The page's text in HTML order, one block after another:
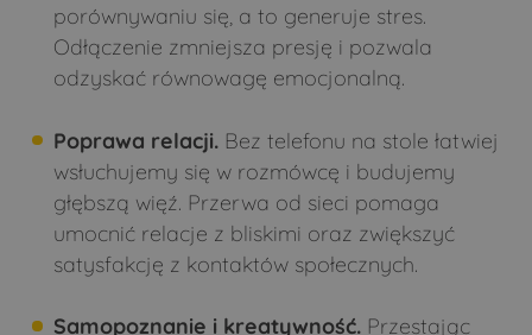
porównywaniu się, a to generuje stres.
Odłączenie zmniejsza presję i pozwala
odzyskać równowagę emocjonalną.
Poprawa relacji.Bez telefonu na stole łatwiej
wsłuchujemy się w rozmówcę i budujemy
głębszą więź. Przerwa od sieci pomaga
umocnić relacje z bliskimi oraz zwiększyć
satysfakcję z kontaktów społecznych.
Samopoznanie i kreatywność.Przestając